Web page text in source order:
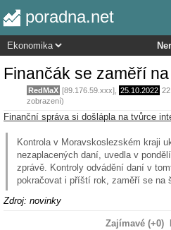
poradna.net
Finančák se zaměří
RedMaX [89.176.59.xxx], 25.10.2022
zobrazení)
Finanční správa si došlápla na tvůrce
Kontrola v Moravskoslezském kraji
nezaplacených daní, uvedla v
zprávě. Kontroly odvádění daní v
pokračovat i příští rok, zaměří se na
Zdroj: novinky
Zajímavé (+0)